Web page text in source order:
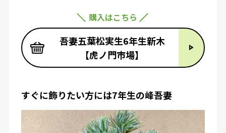
購入はこちら
吾妻五葉松実生6年生新木
【虎ノ門市場】
すぐに飾りたい方には7年生の峰吾妻